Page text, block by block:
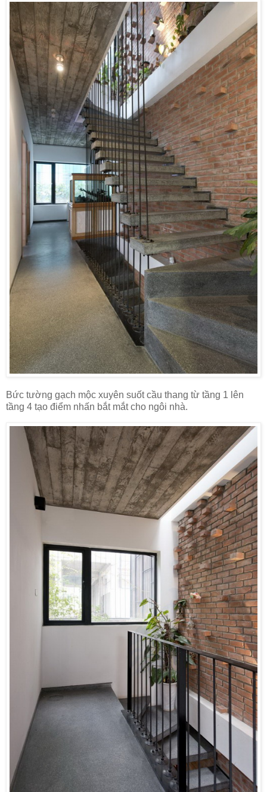
Bức tường gạch mộc xuyên suốt cầu thang từ tầng 1 lên
tầng 4 tạo điểm nhấn bắt mắt cho ngôi nhà.